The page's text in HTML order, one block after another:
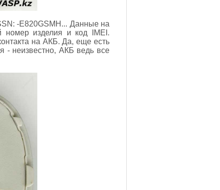
-E820GSMH... Данные на
номер изделия и код IMEI.
на АКБ. Да, еще есть
- неизвестно, АКБ ведь все